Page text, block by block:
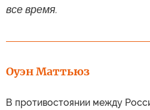
все время.
Оуэн Маттьюз
В противостоянии между